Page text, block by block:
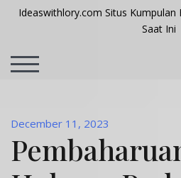
Ideaswithlory.com Situs
Saat Ini
TOGGLE MOBILE MENU
December 11, 2023